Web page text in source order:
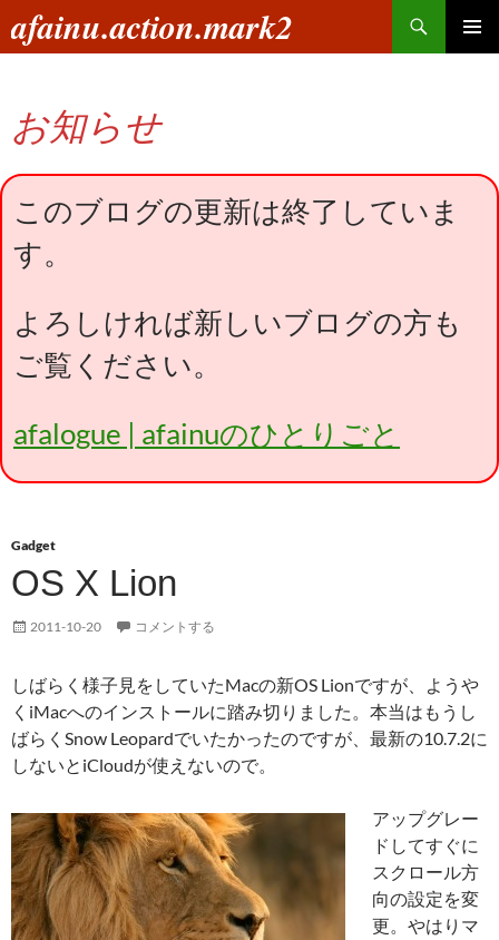
ン
へ
ス
キ
プ
afainu.action.mark2
索
お知らせ
このブログの更新は終了していま
す。
よろしければ新しいブログの方も
ご覧ください。
afalogue | afainuのひとりごと
Gadget
OS X Lion
2011-10-20 コメントする
しばらく様子見をしていたMacの新OS Lionですが、ようや
くiMacへのインストールに踏み切りました。本当はもうし
ばらくSnow Leopardでいたかったのですが、最新の10.7.2に
しないとiCloudが使えないので。
アップグレー
ドしてすぐに
スクロール方
向の設定を変
更。やはりマ